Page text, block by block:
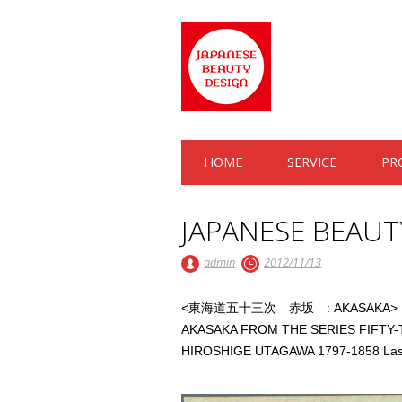
Main menu
HOME SERVICE
JAPANESE
admin 2012/11/13
<東海道五十三次 赤坂 : AKASAKA>
AKASAKA FROM THE SERIES
HIROSHIGE UTAGAWA 1797-1858